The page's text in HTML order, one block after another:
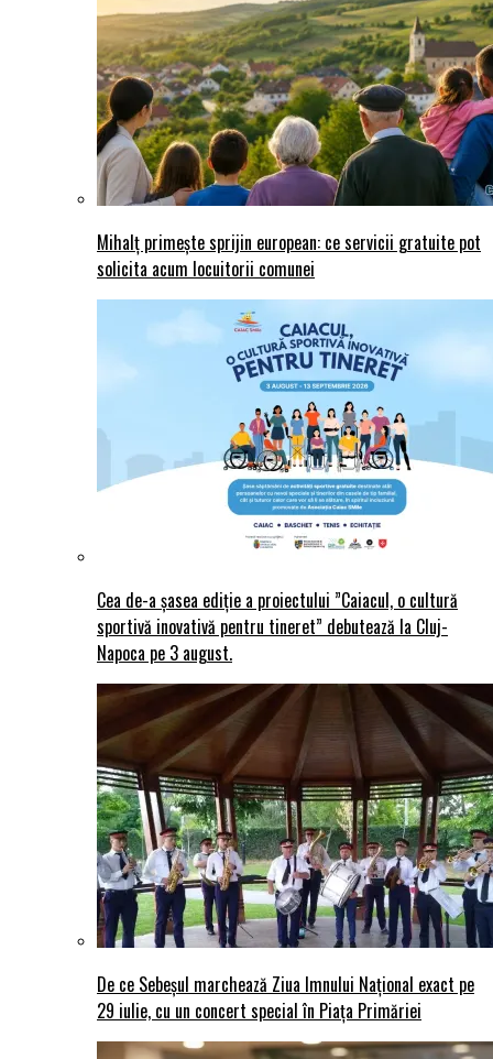
Mihalț primește sprijin european: ce servicii gratuite pot
solicita acum locuitorii comunei
Cea de-a șasea ediție a proiectului ”Caiacul, o cultură
sportivă inovativă pentru tineret” debutează la Cluj-
Napoca pe 3 august.
De ce Sebeșul marchează Ziua Imnului Național exact pe
29 iulie, cu un concert special în Piața Primăriei